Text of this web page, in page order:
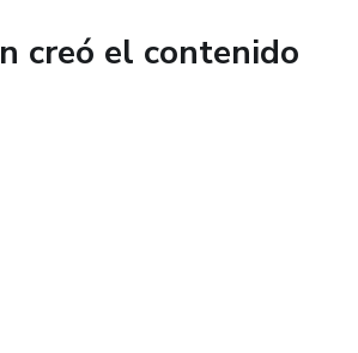
creó el contenido